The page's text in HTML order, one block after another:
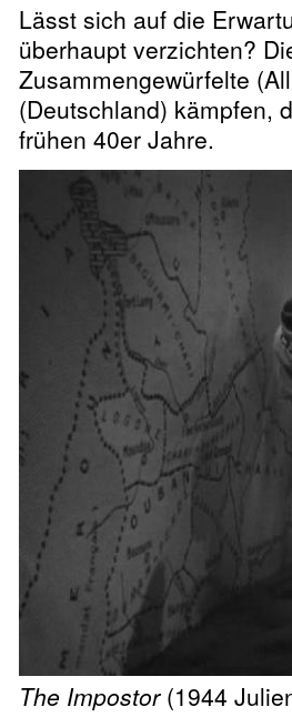
Lässt sich auf die
überhaupt verzichten?
Zusammengewürfelte
(Deutschland) kämpfen,
frühen 40er Jahre.
The Impostor (1944